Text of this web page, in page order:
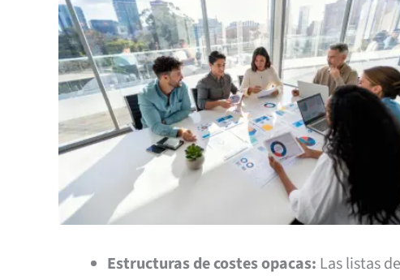
Estructuras de costes opacas: Las listas